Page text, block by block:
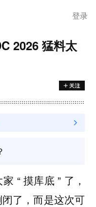
登录
2026 猛料太
“ 摸库底 ” 了，
了，而是这次可